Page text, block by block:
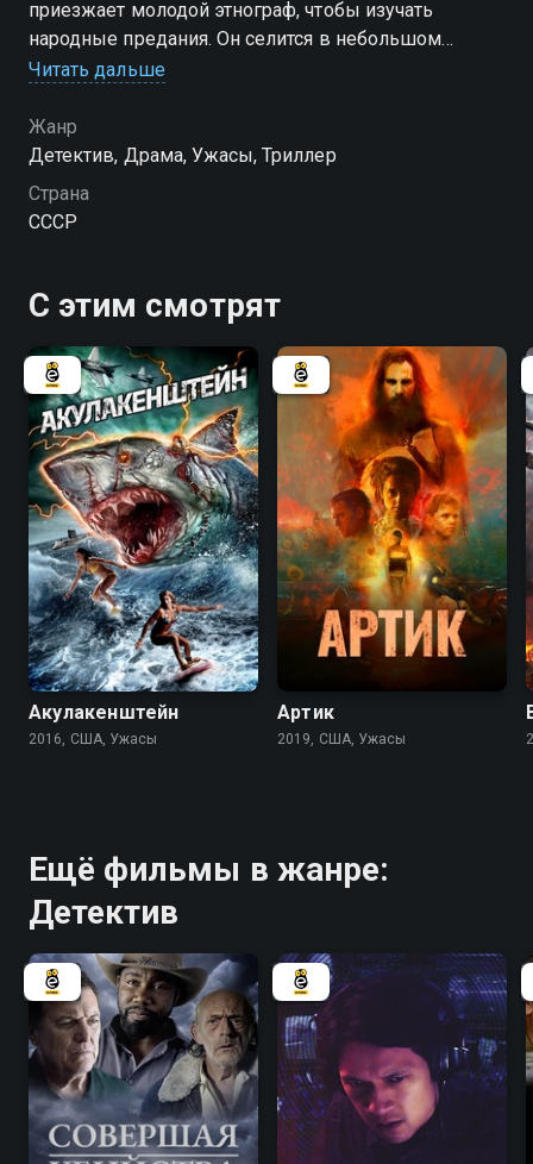
приезжает молодой этнограф, чтобы изучать
народные предания. Он селится в небольшом
поместье, хозяйка которого – последняя
рассказывает страшную историю о короле Стахе,
время от времени учиняющем дикую охоту на
старинный род.
Читать дальше
Жанр
Детектив, Драма, Ужасы, Триллер
Страна
СССР
С этим смотрят
3.6 2.2
Акулакенштейн
2016, США, Ужасы
4.3
Артик
2019, США, Ужасы
Ещё фильмы в жанре:
Детектив